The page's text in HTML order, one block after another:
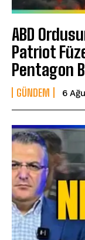
ABD
Patriot
Pentagon
GÜNDEM 6